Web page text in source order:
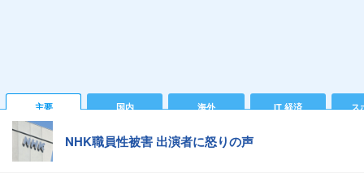
主要 国内 海外 IT 経済 ス
NHK職員性被害 出演者に怒りの声